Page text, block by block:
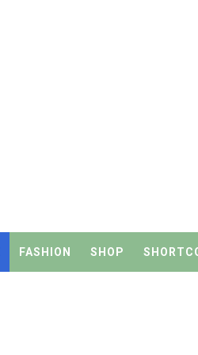
தமிழ்நாடு அரசு ஊழியர்கள்
Census 2027: திருவள்ளூர்
Census 2027:
TET வழக்கு: மதுரை
அரசு ஊழியர்கள் கவனத்திற்கு:
FASHION SHOP